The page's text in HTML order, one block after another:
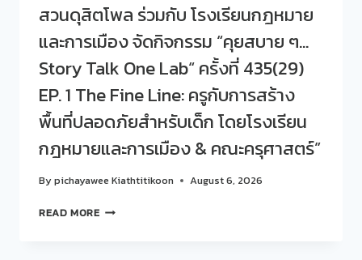
สวนดุสิตโพล ร่วมกับ โรงเรียนกฎหมาย
และการเมือง จัดกิจกรรม “คุยสบาย ๆ…
Story Talk One Lab“ ครั้งที่ 435(29)
EP. 1 The Fine Line: ครูกับการสร้าง
พื้นที่ปลอดภัยสำหรับเด็ก โดยโรงเรียน
กฎหมายและการเมือง & คณะครุศาสตร์”
Bypichayawee Kiathtitikoon August 6, 2026
READ MOREสวน